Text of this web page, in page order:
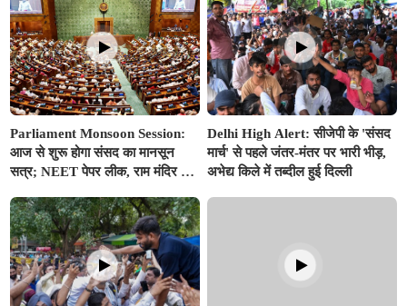
Parliament Monsoon Session:
आज से शुरू होगा संसद का मानसून
सत्र; NEET पेपर लीक, राम मंदिर और
सरकार ला सकती है परिसीमन बिल
Delhi High Alert: सीजेपी के 'संसद
मार्च' से पहले जंतर-मंतर पर भारी भीड़,
अभेद्य किले में तब्दील हुई दिल्ली